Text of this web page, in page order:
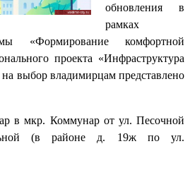
обновления в
рамках
«Формирование комфортной
проекта «Инфраструктура
выбор владимирцам представлено
в мкр. Коммунар от ул. Песочной
(в районе д. 19ж по ул.